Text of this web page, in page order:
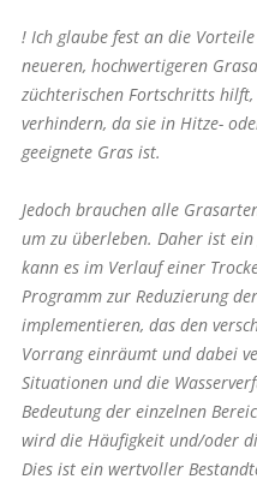
! Ich glaube fest an die
neueren, hochwertigeren
züchterischen Fortschritts
verhindern, da sie in Hitze-
geeignete Gras ist.
Jedoch brauchen alle
um zu überleben. Daher ist
kann es im Verlauf einer
Programm zur Reduzierung
implementieren, das den
Vorrang einräumt und dabei
Situationen und die
Bedeutung der einzelnen
wird die Häufigkeit und/oder
Dies ist ein wertvoller